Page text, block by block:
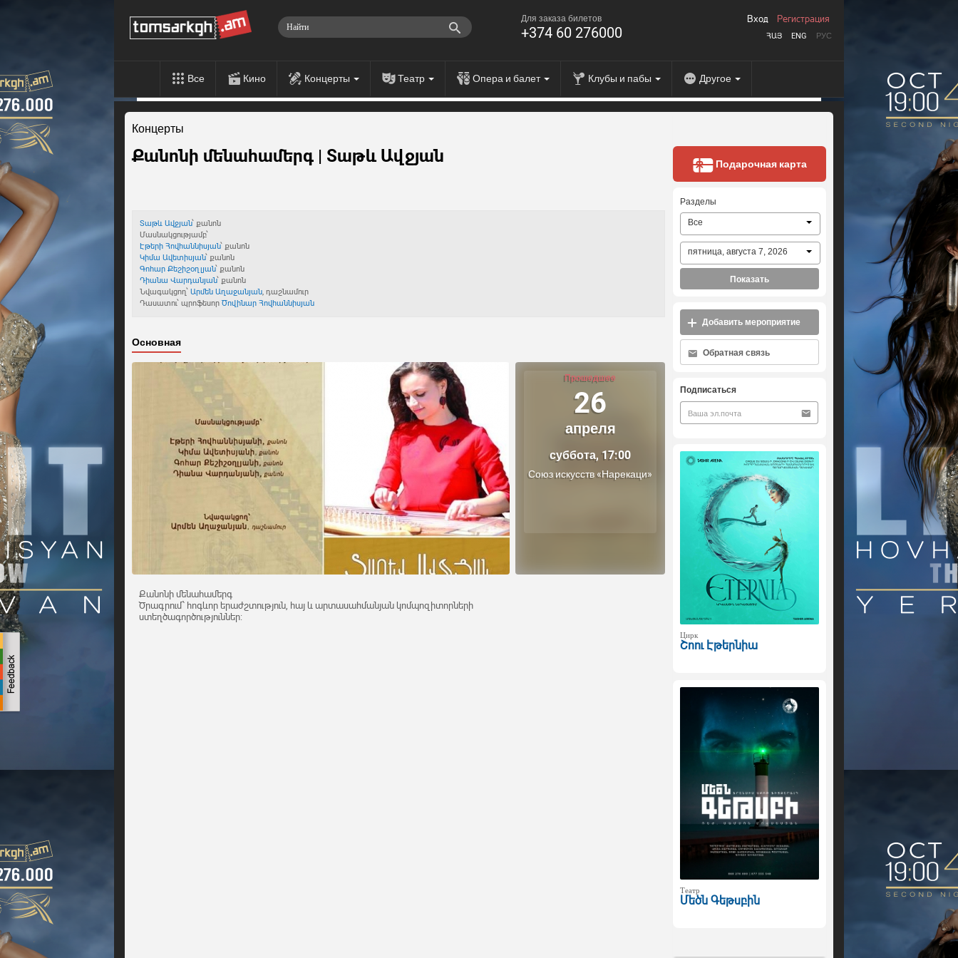
Для заказа билетов
+374 60 276000 ՀԱՅ ENG РУС
Вход Регистрация
Все Кино Концерты Театр Опера и балет Клубы и пабы Другое
Концерты
Քանոնի մենահամերգ | Տաթև Ավջյան
Տաթև Ավջյան՝ քանոն
Մասնակցությամբ՝
Էթերի Հովհաննիսյան՝ քանոն
Կիմա Ավետիսյան՝ քանոն
Գոհար Քեշիշօղլյան՝ քանոն
Դիանա Վարդանյան՝ քանոն
Նվագակցող՝ Արմեն Աղաջանյան, դաշնամուր
Դասատու՝ պրոֆեսորԾովինար Հովհաննիսյան
Основная
Прошедшее
26
апреля
суббота, 17:00
Союз искусств «Нарекаци»
Քանոնի մենահամերգ
Ծրագրում՝ հոգևոր երաժշտություն, հայ և արտասահմանյան կոմպոզիտորների
ստեղծագործություններ:
Подарочная карта
Разделы
Все
пятница, августа 7, 2026
Показать
Добавить мероприятие
Обратная связь
Подписаться
Цирк
Շոու Էթերնիա
Театр
Մեծն Գեթսբին